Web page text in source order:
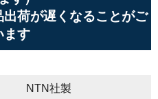
荷が遅くなることがご
ます
NTN社製